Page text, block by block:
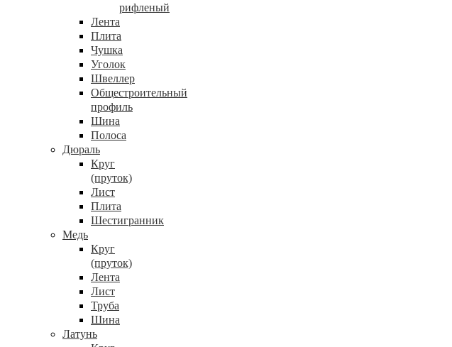
рифленый
Лента
Плита
Чушка
Уголок
Швеллер
Общестроительный
профиль
Шина
Полоса
Дюраль
Круг
(пруток)
Лист
Плита
Шестигранник
Медь
Круг
(пруток)
Лента
Лист
Труба
Шина
Латунь